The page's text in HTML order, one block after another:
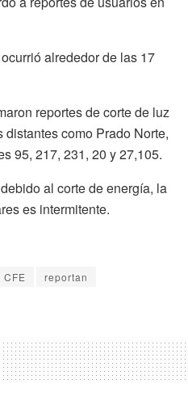
alrededor de las 17
reportes de corte de luz
como Prado Norte,
95, 217, 231, 20 y 27,105.
al corte de energía, la
es intermitente.
CFE reportan